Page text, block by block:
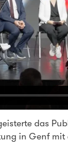
das
in Genf